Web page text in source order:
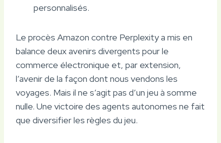
personnalisés.
Le procès Amazon contre Perplexity a mis en
balance deux avenirs divergents pour le
commerce électronique et, par extension,
l’avenir de la façon dont nous vendons les
voyages. Mais il ne s’agit pas d’un jeu à somme
nulle. Une victoire des agents autonomes ne fait
que diversifier les règles du jeu.